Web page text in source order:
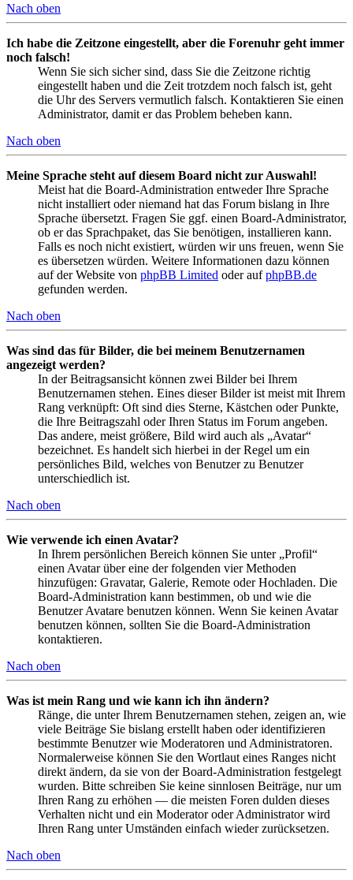
Nach oben
Ich habe die Zeitzone eingestellt, aber die Forenuhr geht immer
noch falsch!
Wenn Sie sich sicher sind, dass Sie die Zeitzone richtig
eingestellt haben und die Zeit trotzdem noch falsch ist, geht
die Uhr des Servers vermutlich falsch. Kontaktieren Sie einen
Administrator, damit er das Problem beheben kann.
Nach oben
Meine Sprache steht auf diesem Board nicht zur Auswahl!
Meist hat die Board-Administration entweder Ihre Sprache
nicht installiert oder niemand hat das Forum bislang in Ihre
Sprache übersetzt. Fragen Sie ggf. einen Board-Administrator,
ob er das Sprachpaket, das Sie benötigen, installieren kann.
Falls es noch nicht existiert, würden wir uns freuen, wenn Sie
es übersetzen würden. Weitere Informationen dazu können
auf der Website von phpBB Limited oder aufphpBB.de
gefunden werden.
Nach oben
Was sind das für Bilder, die bei meinem Benutzernamen
angezeigt werden?
In der Beitragsansicht können zwei Bilder bei Ihrem
Benutzernamen stehen. Eines dieser Bilder ist meist mit Ihrem
Rang verknüpft: Oft sind dies Sterne, Kästchen oder Punkte,
die Ihre Beitragszahl oder Ihren Status im Forum angeben.
Das andere, meist größere, Bild wird auch als „Avatar“
bezeichnet. Es handelt sich hierbei in der Regel um ein
persönliches Bild, welches von Benutzer zu Benutzer
unterschiedlich ist.
Nach oben
Wie verwende ich einen Avatar?
In Ihrem persönlichen Bereich können Sie unter „Profil“
einen Avatar über eine der folgenden vier Methoden
hinzufügen: Gravatar, Galerie, Remote oder Hochladen. Die
Board-Administration kann bestimmen, ob und wie die
Benutzer Avatare benutzen können. Wenn Sie keinen Avatar
benutzen können, sollten Sie die Board-Administration
kontaktieren.
Nach oben
Was ist mein Rang und wie kann ich ihn ändern?
Ränge, die unter Ihrem Benutzernamen stehen, zeigen an, wie
viele Beiträge Sie bislang erstellt haben oder identifizieren
bestimmte Benutzer wie Moderatoren und Administratoren.
Normalerweise können Sie den Wortlaut eines Ranges nicht
direkt ändern, da sie von der Board-Administration festgelegt
wurden. Bitte schreiben Sie keine sinnlosen Beiträge, nur um
Ihren Rang zu erhöhen — die meisten Foren dulden dieses
Verhalten nicht und ein Moderator oder Administrator wird
Ihren Rang unter Umständen einfach wieder zurücksetzen.
Nach oben